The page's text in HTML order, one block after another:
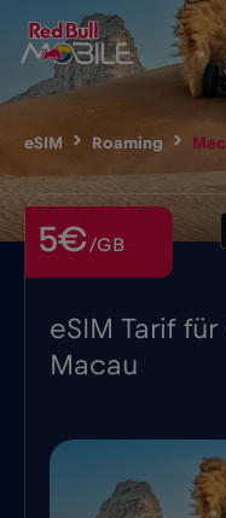
eSIM Roaming
eSIM Tarif
Macau
5€/GB